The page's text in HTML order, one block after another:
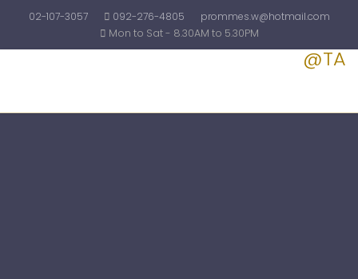
02-107-3057 092-276-4805
prommes.w@hotmail.com
Mon to Sat - 8.30AM to 5.30PM
@TA